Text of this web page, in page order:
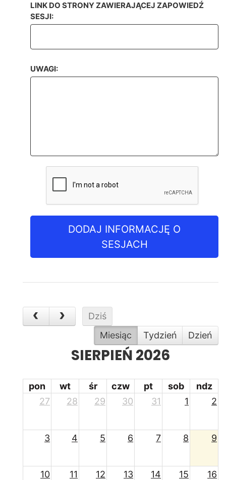
LINK DO STRONY ZAWIERAJĄCEJ ZAPOWIEDŹ
SESJI:
UWAGI:
DODAJ INFORMACJĘ O
SESJACH
Dziś
Miesiąc
Tydzień Dzień
SIERPIEŃ 2026
pon wt śr czw pt sob
ndz
27
28 29 30 31 1 2
3 4 5 6 7 8 9
10 11 12 13 14 15 16